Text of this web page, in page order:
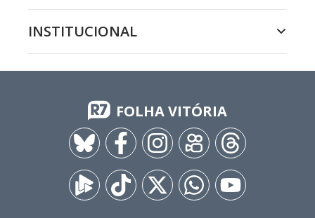
INSTITUCIONAL
FOLHA VITÓRIA